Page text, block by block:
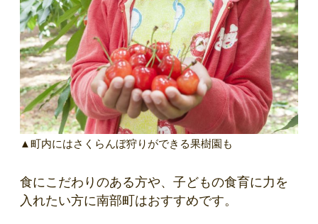
▲町内にはさくらんぼ狩りができる果樹園も
食にこだわりのある方や、子どもの食育に力を
入れたい方に南部町はおすすめです。